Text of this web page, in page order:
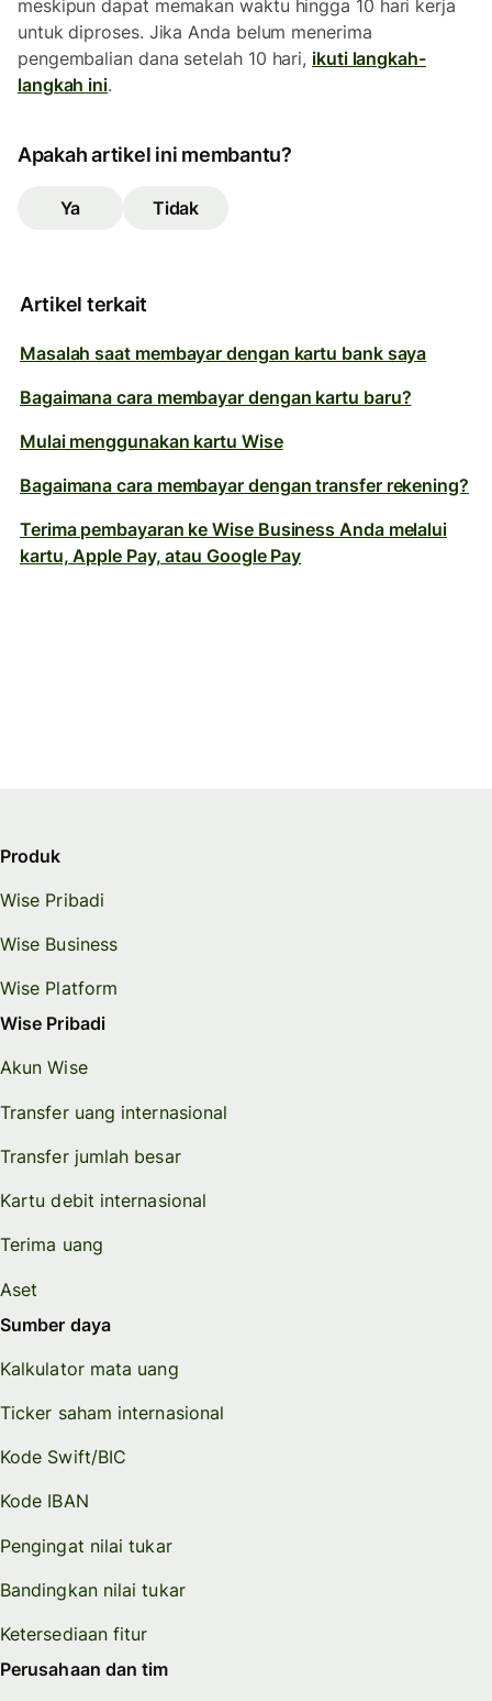
meskipun dapat memakan waktu hingga 10 hari kerja
untuk diproses. Jika Anda belum menerima
pengembalian dana setelah 10 hari, ikuti langkah-
langkah ini.
Apakah artikel ini membantu?
Ya Tidak
Artikel terkait
Masalah saat membayar dengan kartu bank saya
Bagaimana cara membayar dengan kartu baru?
Mulai menggunakan kartu Wise
Bagaimana cara membayar dengan transfer rekening?
Terima pembayaran ke Wise Business Anda melalui
kartu, Apple Pay, atau Google Pay
Produk
Wise Pribadi
Wise Business
Wise Platform
Wise Pribadi
Akun Wise
Transfer uang internasional
Transfer jumlah besar
Kartu debit internasional
Terima uang
Aset
Sumber daya
Kalkulator mata uang
Ticker saham internasional
Kode Swift/BIC
Kode IBAN
Pengingat nilai tukar
Bandingkan nilai tukar
Ketersediaan fitur
Perusahaan dan tim